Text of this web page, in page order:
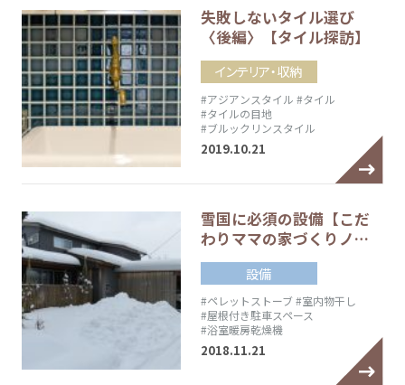
失敗しないタイル選び
〈後編〉【タイル探訪】
インテリア・収納
#アジアンスタイル #タイル
#タイルの目地
#ブルックリンスタイル
2019.10.21
雪国に必須の設備【こだ
わりママの家づくりノ…
設備
#ペレットストーブ#室内物干し
#屋根付き駐車スペース
#浴室暖房乾燥機
2018.11.21